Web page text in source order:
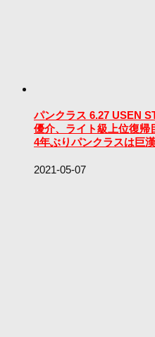
パンクラス 6.27 USEN
優介、ライト級上位復帰
4年ぶりパンクラスは巨
2021-05-07